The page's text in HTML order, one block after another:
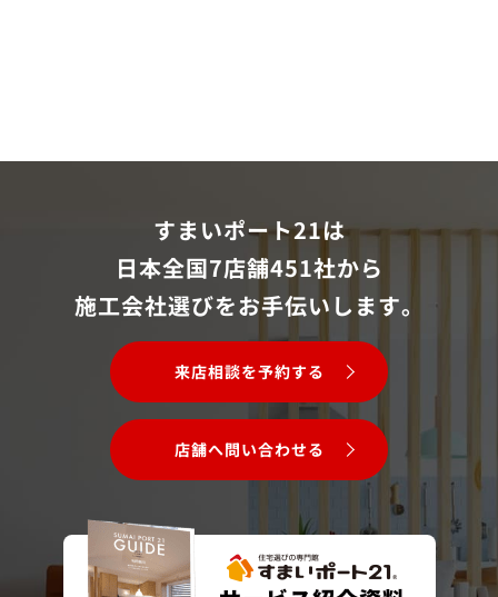
すまいポート21は
日本全国7店舗451社から
施工会社選びをお手伝いします。
来店相談を予約する
店舗へ問い合わせる